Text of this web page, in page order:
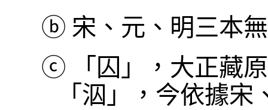
ⓑ 宋、元、明三本
ⓒ
「囚」，大正藏
「泅」，今依據